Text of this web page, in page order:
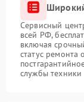
Сервисный
всей РФ,
включая
статус ремонта
службы техники